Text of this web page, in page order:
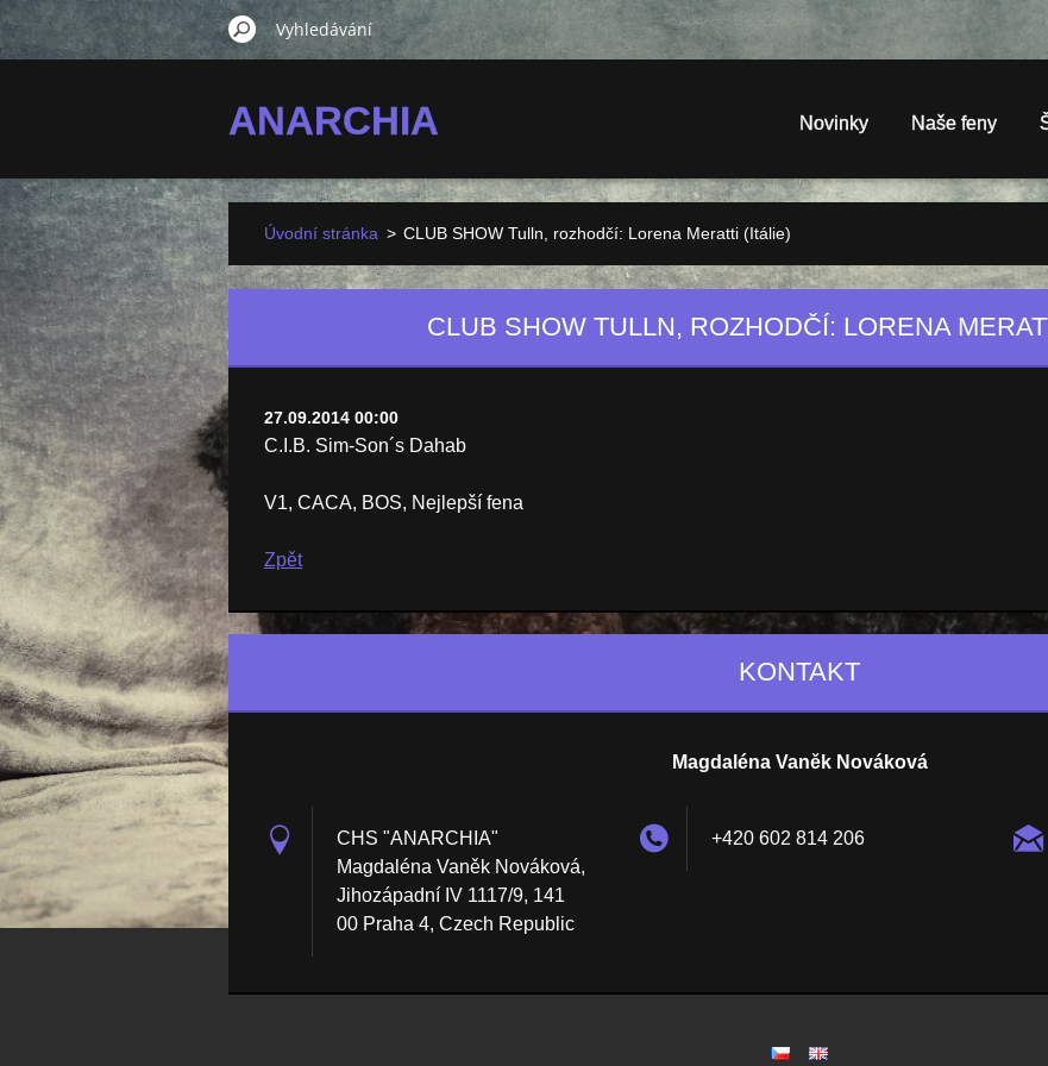
ANARCHIA Novinky Naše feny
Úvodní stránka > CLUB SHOW Tulln, rozhodčí: Lorena Meratti (Itálie)
CLUB SHOW TULLN, ROZHODČÍ: LORENA
27.09.2014 00:00
C.I.B. Sim-Son´s Dahab
V1, CACA, BOS, Nejlepší fena
Zpět
KONTAKT
Magdaléna Vaněk Nováková
CHS "ANARCHIA"
Magdaléna Vaněk Nováková,
Jihozápadní IV 1117/9, 141
00 Praha 4, Czech Republic
+420 602 814 206